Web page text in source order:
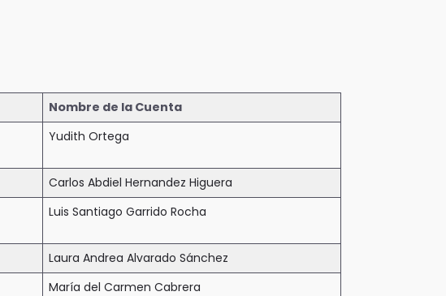
Nombre de la Cuenta
Yudith Ortega
Carlos Abdiel Hernandez Higuera
Luis Santiago Garrido Rocha
Laura Andrea Alvarado Sánchez
María del Carmen Cabrera